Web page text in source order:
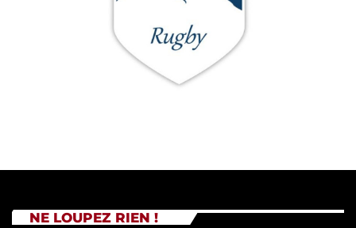
NE LOUPEZ RIEN !